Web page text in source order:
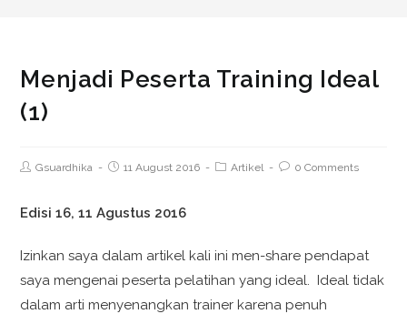
Menjadi Peserta Training Ideal
(1)
Gsuardhika 11 August 2016 Artikel 0 Comments
Edisi 16, 11 Agustus 2016
Izinkan saya dalam artikel kali ini men-share pendapat
saya mengenai peserta pelatihan yang ideal. Ideal tidak
dalam arti menyenangkan trainer karena penuh